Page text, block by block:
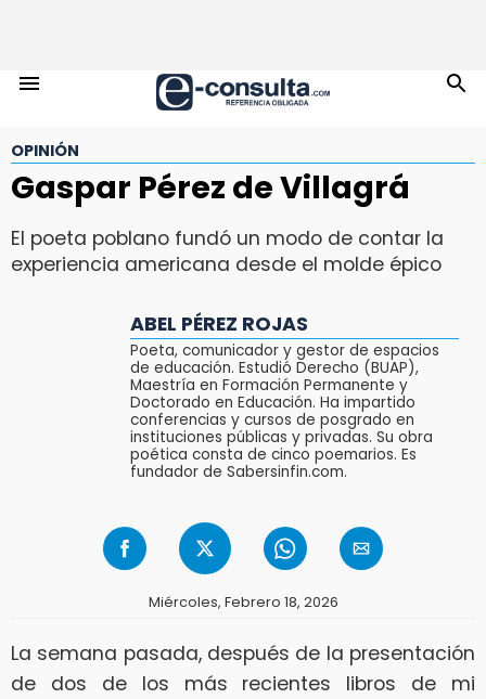
OPINIÓN
Gaspar Pérez de Villagrá
El poeta poblano fundó un modo de contar la
experiencia americana desde el molde épico
ABEL PÉREZ ROJAS
Poeta, comunicador y gestor de espacios
de educación. Estudió Derecho (BUAP),
Maestría en Formación Permanente y
Doctorado en Educación. Ha impartido
conferencias y cursos de posgrado en
instituciones públicas y privadas. Su obra
poética consta de cinco poemarios. Es
fundador de Sabersinfin.com.
Miércoles, Febrero 18, 2026
La semana pasada, después de la presentación
de dos de los más recientes libros de mi